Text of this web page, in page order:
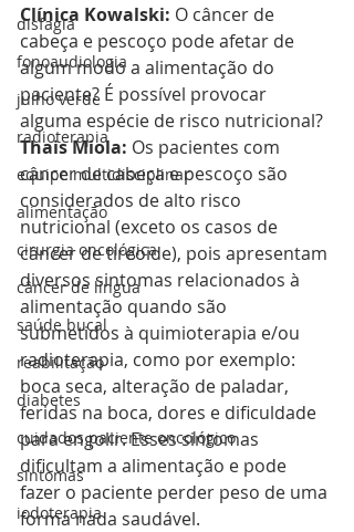
disfagia
fonoaudiologia
julho verde
radioterapia
equipe multidisciplinar
alimentação
cirurgia oncológica
câncer de língua
saúde bucal
reabilitação
diabetes
cuidados paciente oncológico
sintomas
iodoterapia
Clínica Kowalski: O câncer de
cabeça e pescoço pode afetar de
algum modo a alimentação do
paciente? É possível provocar
alguma espécie de risco nutricional?
Thais Miola: Os pacientes com
câncer de cabeça e pescoço são
considerados de alto risco
nutricional (exceto os casos de
câncer de tireoide), pois apresentam
diversos sintomas relacionados à
alimentação quando são
submetidos à quimioterapia e/ou
radioterapia, como por exemplo:
boca seca, alteração de paladar,
feridas na boca, dores e dificuldade
para engolir. Esses sintomas
dificultam a alimentação e pode
fazer o paciente perder peso de uma
forma nada saudável.